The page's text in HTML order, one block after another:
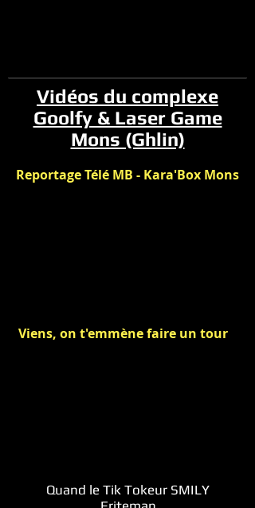
Vidéos du complexe
Goolfy & Laser Game
Mons (Ghlin)
Reportage Télé MB - Kara'Box Mons
Quand le Tik Tokeur SMILY
Viens, on t'emmène faire un tour